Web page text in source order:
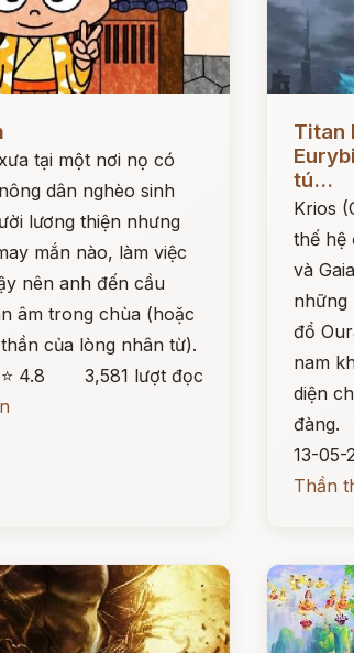
tại một nơi nọ có
dân nghèo sinh
lương thiện nhưng
mắn nào, làm việc
nên anh đến cầu
âm trong chùa (hoặc
của lòng nhân từ).
⭐ 4.8
3,581 lượt đọc
Titan
tú...
Krios
thế hệ
và
những
đổ
nam
diện
đàng.
13-05-
Thần